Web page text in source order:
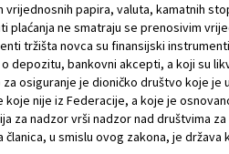
vrijednosnih papira, valuta, kamatnih
plaćanja ne smatraju se prenosivim
tržišta novca su finansijski
depozitu, bankovni akcepti, a koji su
za osiguranje je dioničko društvo koje
koje nije iz Federacije, a koje je
za nadzor vrši nadzor nad društvima
članica, u smislu ovog zakona, je